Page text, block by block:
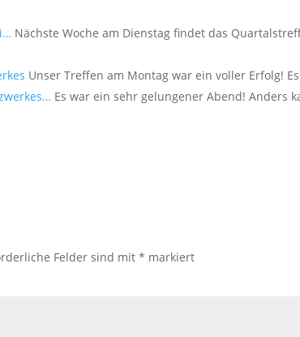
Nächste Woche am Dienstag findet das
Unser Treffen am Montag war ein voller Erfolg!
Es war ein sehr gelungener Abend! Anders
Felder sind mit * markiert